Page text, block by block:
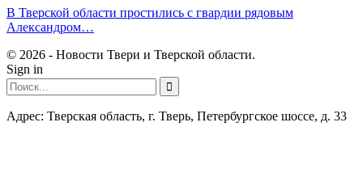
В Тверской области простились с гвардии рядовым
Александром…
© 2026 - Новости Твери и Тверской области.
Sign in
Адрес: Тверская область, г. Тверь, Петербургское шоссе, д. 33